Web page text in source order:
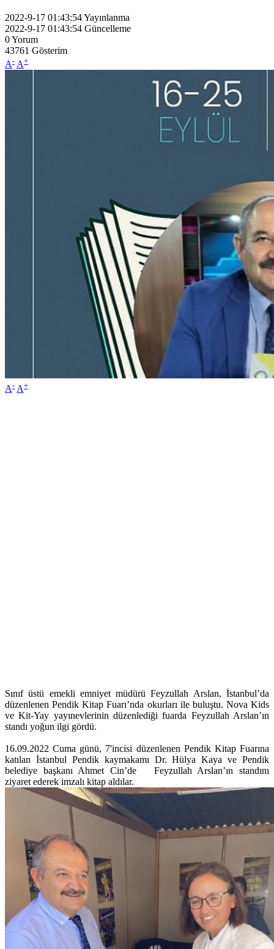
2022-9-17 01:43:54Yayınlanma
2022-9-17 01:43:54 Güncelleme
0Yorum
43761 Gösterim
A- A+
A- A+
Sınıf üstü emekli emniyet müdürü Feyzullah Arslan, İstanbul’da
düzenlenen Pendik Kitap Fuarı’nda okurları ile buluştu. Nova Kids
ve Kit-Yay yayınevlerinin düzenlediği fuarda Feyzullah Arslan’ın
standı yoğun ilgi gördü.
16.09.2022 Cuma günü, 7'incisi düzenlenen Pendik Kitap Fuarına
katılan İstanbul Pendik kaymakamı Dr. Hülya Kaya ve Pendik
belediye başkanı Ahmet Cin’de Feyzullah Arslan’ın standını
ziyaret ederek imzalı kitap aldılar.